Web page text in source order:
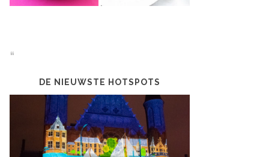
DE NIEUWSTE HOTSPOTS